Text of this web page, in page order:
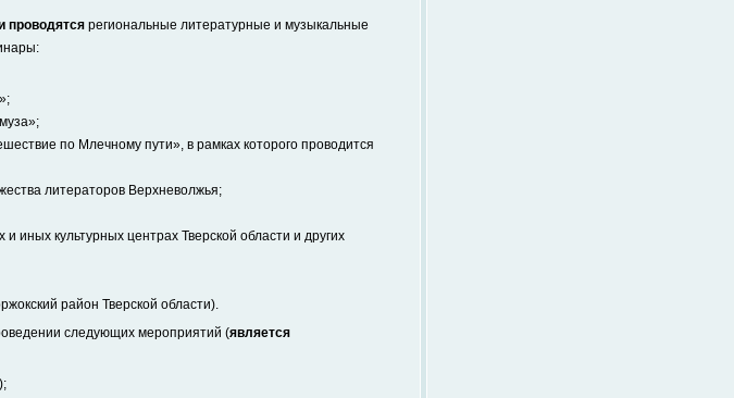
проводятся региональные литературные и музыкальные
по Млечному пути», в рамках которого проводится
литераторов Верхневолжья;
иных культурных центрах Тверской области и других
район Тверской области).
следующих мероприятий (является